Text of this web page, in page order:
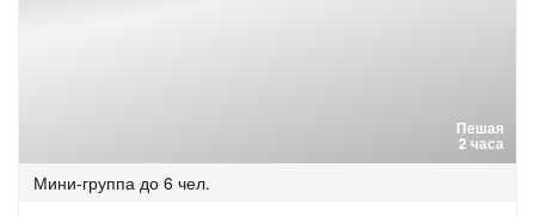
Пешая
2 часа
Мини-группа до 6 чел.